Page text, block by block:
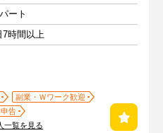
ート
7時間以上
副業・Ｗワーク歓迎
告
一覧を見る